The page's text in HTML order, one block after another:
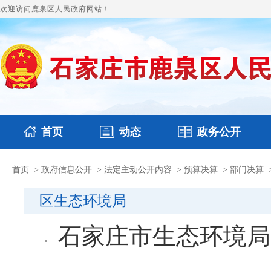
欢迎访问鹿泉区人民政府网站！
首页 动态
国务要闻 鹿泉要闻 图片新闻
政务公开
本区文件 财政预决算
首页 > 政府信息公开 > 法定主动公开内容 > 预算决算 > 部门决算
区生态环境局
石家庄市生态环境